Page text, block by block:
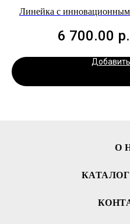
Линейка с
6 700.00 р.
О